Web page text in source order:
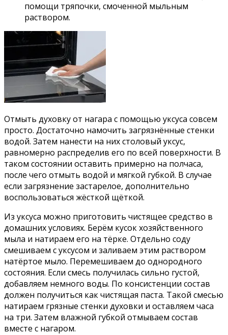
помощи тряпочки, смоченной мыльным
раствором.
Отмыть духовку от нагара с помощью уксуса совсем
просто. Достаточно намочить загрязнённые стенки
водой. Затем нанести на них столовый уксус,
равномерно распределив его по всей поверхности. В
таком состоянии оставить примерно на полчаса,
после чего отмыть водой и мягкой губкой. В случае
если загрязнение застарелое, дополнительно
воспользоваться жёсткой щёткой.
Из уксуса можно приготовить чистящее средство в
домашних условиях. Берём кусок хозяйственного
мыла и натираем его на тёрке. Отдельно соду
смешиваем с уксусом и заливаем этим раствором
натёртое мыло. Перемешиваем до однородного
состояния. Если смесь получилась сильно густой,
добавляем немного воды. По консистенции состав
должен получиться как чистящая паста. Такой смесью
натираем грязные стенки духовки и оставляем часа
на три. Затем влажной губкой отмываем состав
вместе с нагаром.